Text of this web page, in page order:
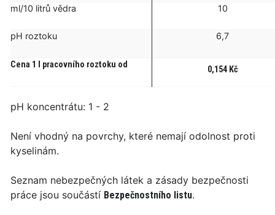
ml/10 litrů vědra 10
pH roztoku 6,7
Cena 1 l pracovního roztoku od 0,154 Kč
pH koncentrátu: 1 - 2
Není vhodný na povrchy, které nemají odolnost proti
kyselinám.
Seznam nebezpečných látek a zásady bezpečnosti
práce jsou součástí Bezpečnostního listu.